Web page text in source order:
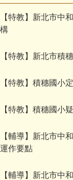
【特教】新北市中
構
【特教】新北市積
【特教】積穗國小
【特教】積穗國小
【輔導】新北市中
運作要點
【輔導】新北市中